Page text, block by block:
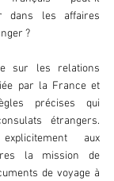
dans les affaires
?
sur les relations
par la France et
précises qui
étrangers.
aux
la mission de
de voyage à